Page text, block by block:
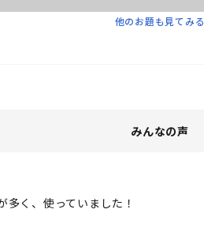
他のお題も見てみる
みんなの声
く、使っていました！